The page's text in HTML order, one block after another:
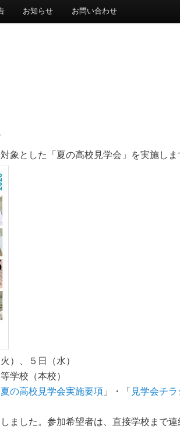
お知らせ お問い合わせ
象とした「夏の高校見学会」を実施しま
）、５日（水）
学校（本校）
夏の高校見学会実施要項」・「見学会チ
ました。参加希望者は、直接学校まで